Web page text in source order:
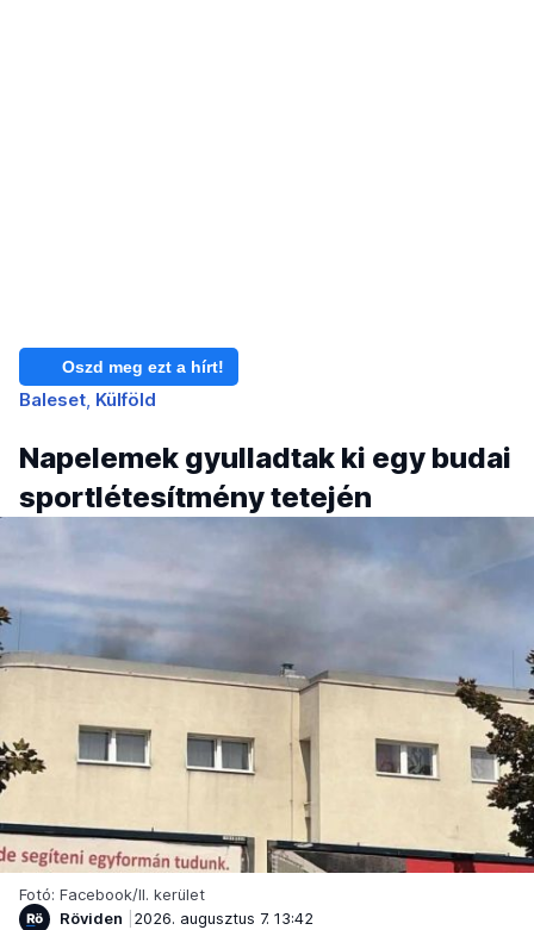
Oszd meg ezt a hírt!
Baleset Külföld
Napelemek gyulladtak ki egy budai
sportlétesítmény tetején
Fotó: Facebook/II. kerület
Röviden
2026. augusztus 7. 13:42